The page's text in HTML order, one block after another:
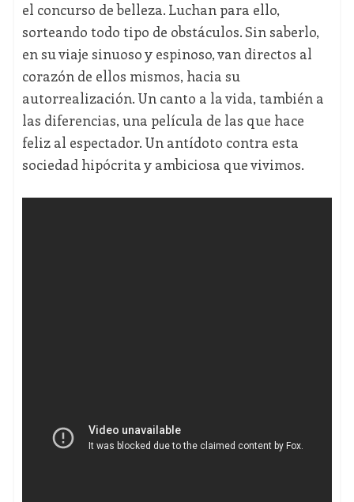
el concurso de belleza. Luchan para ello,
sorteando todo tipo de obstáculos. Sin saberlo,
en su viaje sinuoso y espinoso, van directos al
corazón de ellos mismos, hacia su
autorrealización. Un canto a la vida, también a
las diferencias, una película de las que hace
feliz al espectador. Un antídoto contra esta
sociedad hipócrita y ambiciosa que vivimos.